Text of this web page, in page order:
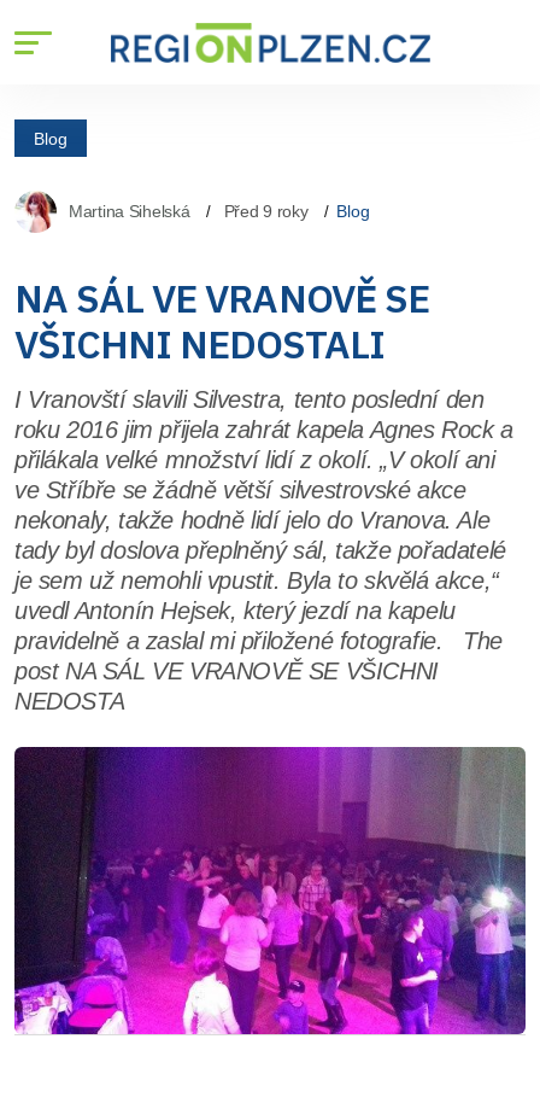
Blog
Martina Sihelská Před 9 roky Blog
NA SÁL VE VRANOVĚ SE
VŠICHNI NEDOSTALI
I Vranovští slavili Silvestra, tento poslední den
roku 2016 jim přijela zahrát kapela Agnes Rock a
přilákala velké množství lidí z okolí. „V okolí ani
ve Stříbře se žádně větší silvestrovské akce
nekonaly, takže hodně lidí jelo do Vranova. Ale
tady byl doslova přeplněný sál, takže pořadatelé
je sem už nemohli vpustit. Byla to skvělá akce,“
uvedl Antonín Hejsek, který jezdí na kapelu
pravidelně a zaslal mi přiložené fotografie. The
post NA SÁL VE VRANOVĚ SE VŠICHNI
NEDOSTA